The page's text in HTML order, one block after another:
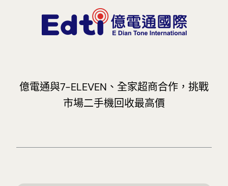
億電通與7-ELEVEN、全家超商合作，挑戰
市場二手機回收最高價